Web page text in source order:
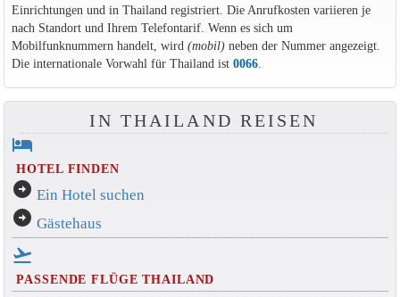
Einrichtungen und in Thailand registriert. Die Anrufkosten variieren je
nach Standort und Ihrem Telefontarif. Wenn es sich um
Mobilfunknummern handelt, wird (mobil)neben der Nummer angezeigt.
Die internationale Vorwahl für Thailand ist 0066.
IN THAILAND REISEN
hotel
HOTEL FINDEN
arrow_circle_right Ein Hotel suchen
arrow_circle_right Gästehaus
flight_takeoff
PASSENDE FLÜGE THAILAND